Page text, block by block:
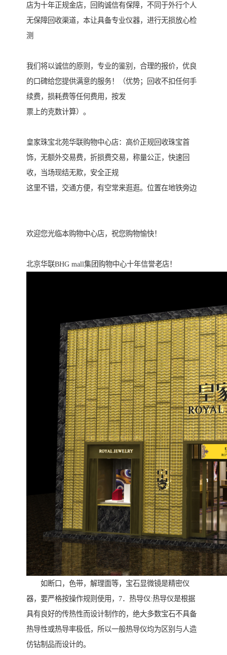
店为十年正规金店，回购诚信有保障，不同于外行个人
无保障回收渠道，本让具备专业仪器，进行无损放心检
测
我们将以诚信的原则，专业的鉴别，合理的报价，优良
的口碑给您提供满意的服务！（优势；回收不扣任何手
续费，损耗费等任何费用，按发
票上的克数计算）。
皇家珠宝北苑华联购物中心店：高价正规回收珠宝首
饰，无额外交易费，折损费交易，称量公正，快速回
收，当场现结无欺，安全正规
这里不错，交通方便，有空常来逛逛。位置在地铁旁边
欢迎您光临本购物中心店，祝您购物愉快！
北京华联BHG mall集团购物中心十年信誉老店！
如断口，色带，解理面等，宝石显微镜是精密仪
器，要严格按操作规则使用，7．热导仪:热导仪是根据
具有良好的传热性而设计制作的，绝大多数宝石不具备
热导性或热导率极低，所以一般热导仪均为区别与人造
仿钻制品而设计的。